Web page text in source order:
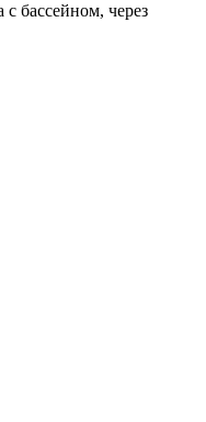
бассейном, через